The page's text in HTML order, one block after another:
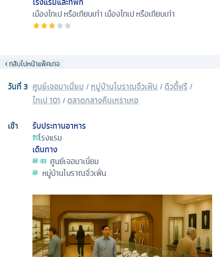
เมืองไทเป หรือเทียบเท่า เมืองไทเป หรือเทียบเท่า
กลับไปหน้าแพ็คเกจ
วันที่3 ศูนย์เจอมาเนี่ยม /หมู่บ้านโบราณจิ่วเฟิ่น /ดิวตี้ฟรี /
ไทเป 101 /ตลาดกลางคืนเหราเหอ
เช้า
รับประทานอาหาร
โรงแรม
เดินทาง
ศูนย์เจอมาเนี่ยม
หมู่บ้านโบราณจิ่วเฟิ่น